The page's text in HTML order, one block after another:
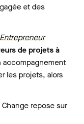
et des
de projets à
accompagnement
les projets, alors
repose sur